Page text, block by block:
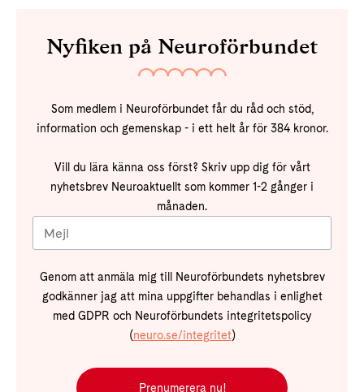
Nyfiken på Neuroförbundet
Som medlem i Neuroförbundet får du råd och stöd,
information och gemenskap - i ett helt år för 384 kronor.
Vill du lära känna oss först? Skriv upp dig för vårt
nyhetsbrev Neuroaktuellt som kommer 1-2 gånger i
månaden.
Genom att anmäla mig till Neuroförbundets nyhetsbrev
godkänner jag att mina uppgifter behandlas i enlighet
med GDPR och Neuroförbundets integritetspolicy
(neuro.se/integritet)
Prenumerera nu!